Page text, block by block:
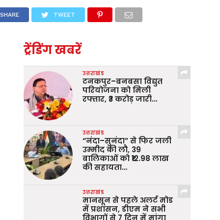
SHARE TWEET
ट्रेंडिंग खबरें
उत्तराखंड
टनकपुर–बनबसा विद्युत
परियोजना को मिली
रफ्तार, ₹3 करोड़ जारी…
उत्तराखंड
“नंदा–सुनंदा” से फिर जली
उम्मीद की लौ, 39
बालिकाओं को ₹12.98 लाख
की सहायता…
उत्तराखंड
मानसून से पहले अलर्ट मोड
में प्रशासन, डीएम ने सभी
विभागों से 7 दिन में मांगा